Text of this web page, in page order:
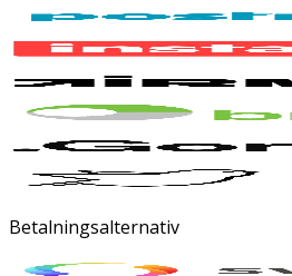
Betalningsalternativ